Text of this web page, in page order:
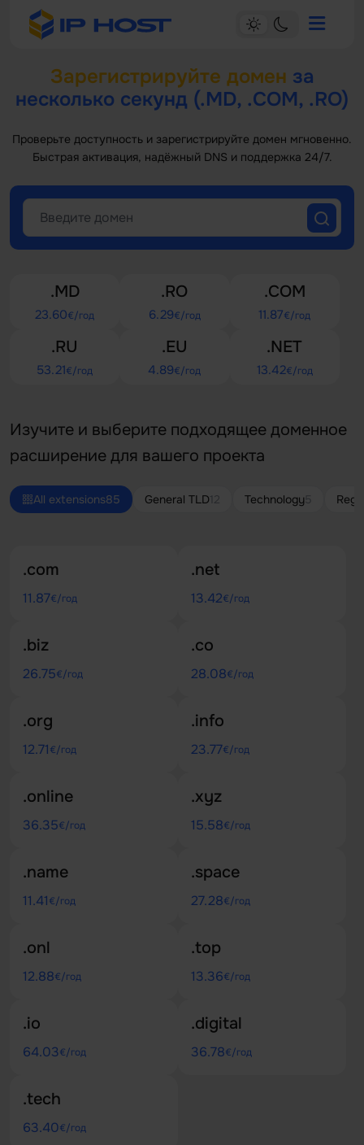
Зарегистрируйте домен за
несколько секунд (.MD, .COM, .RO)
Проверьте доступность и зарегистрируйте домен мгновенно.
Быстрая активация, надёжный DNS и поддержка 24/7.
.MD
23.60€/год
.RO
6.29€/год
.COM
11.87€/год
.RU
53.21€/год
.EU
4.89€/год
.NET
13.42€/год
Изучите и выберите подходящее доменное
расширение для вашего проекта
All extensions85 General TLD12 Technology5
.com
11.87€/год
.net
13.42€/год
.biz
26.75€/год
.co
28.08€/год
.org
12.71€/год
.info
23.77€/год
.online
36.35€/год
.xyz
15.58€/год
.name
11.41€/год
.space
27.28€/год
.onl
12.88€/год
.top
13.36€/год
.io
64.03€/год
.digital
36.78€/год
.tech
63.40€/год